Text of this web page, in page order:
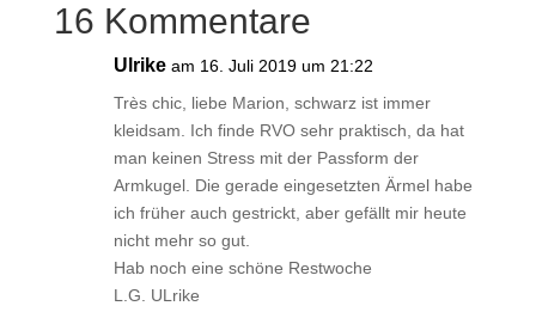
16 Kommentare
Ulrike am 16. Juli 2019 um 21:22
Très chic, liebe Marion, schwarz ist immer
kleidsam. Ich finde RVO sehr praktisch, da hat
man keinen Stress mit der Passform der
Armkugel. Die gerade eingesetzten Ärmel habe
ich früher auch gestrickt, aber gefällt mir heute
nicht mehr so gut.
Hab noch eine schöne Restwoche
L.G. ULrike